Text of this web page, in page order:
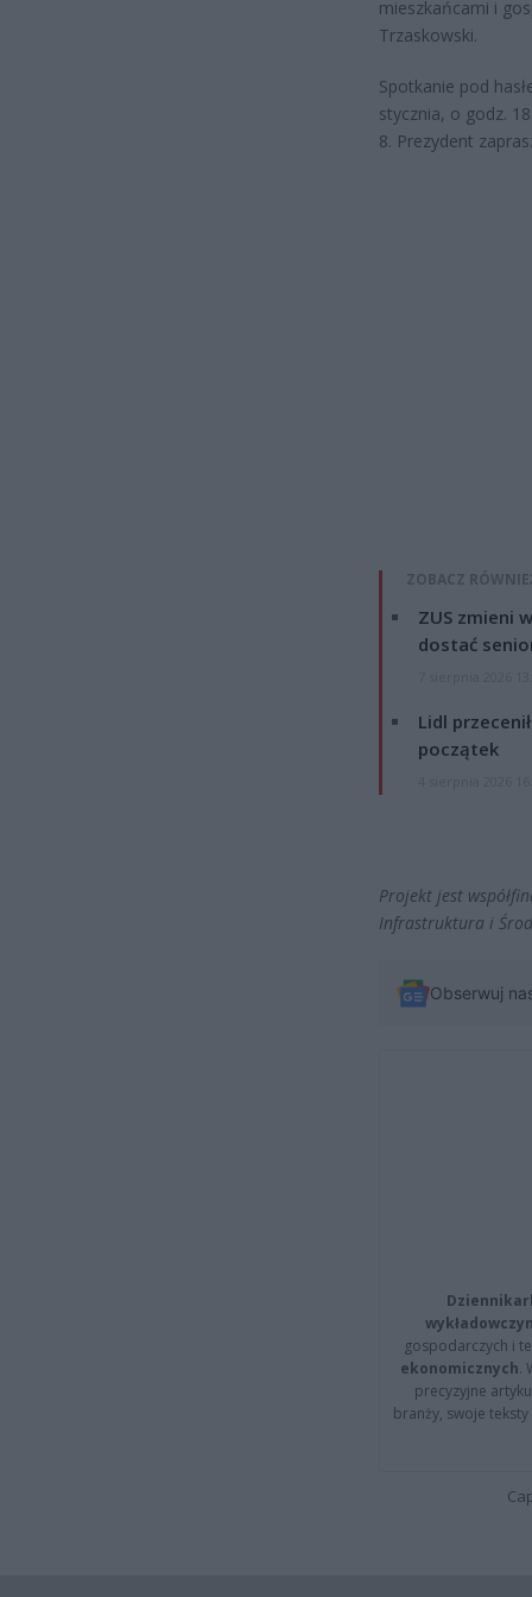
mieszkańcami i
Trzaskowski.
Spotkanie pod
stycznia, o godz.
8. Prezydent
ZOBACZ
ZUS zmieni
dostać
Lidl
początek
Projekt jest
Infrastruktura i
Obserwuj
gospodarczych i
ekonomicznych.
precyzyjne
branży, swoje